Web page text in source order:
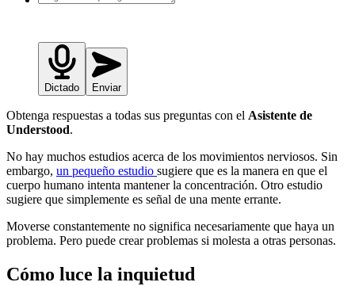
Dictado Enviar
Obtenga respuestas a todas sus preguntas con el Asistente de
Understood.
No hay muchos estudios acerca de los movimientos nerviosos. Sin
embargo, un pequeño estudio sugiere que es la manera en que el
cuerpo humano intenta mantener la concentración. Otro estudio
sugiere que simplemente es señal de una mente errante.
Moverse constantemente no significa necesariamente que haya un
problema. Pero puede crear problemas si molesta a otras personas.
Cómo luce la inquietud